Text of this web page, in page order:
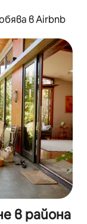
в Airbnb
в района